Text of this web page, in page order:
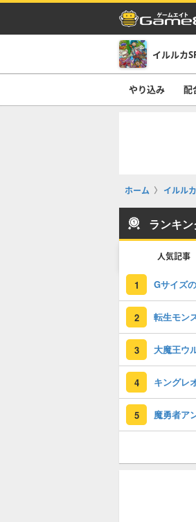
イルルカ
やり込み 配
ホーム イルル
ランキ
人気記事
1 Gサイズ
2 転生モン
3
4 キングレ
5 魔勇者ア